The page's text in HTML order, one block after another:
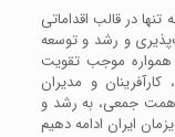
در قالب اقداماتی
و رشد و توسعه
همواره موجب تقویت
و مدیران
همت جمعی، به رشد و